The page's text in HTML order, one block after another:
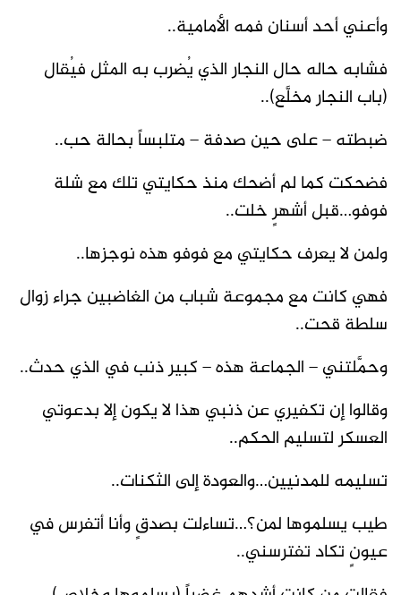
وأعني أحد أسنان فمه الأمامية..
فشابه حاله حال النجار الذي يُضرب به المثل فيُقال
(باب النجار مخلَّع)..
ضبطته – على حين صدفة – متلبساً بحالة حب..
فضحكت كما لم أضحك منذ حكايتي تلك مع شلة
فوفو…قبل أشهرٍ خلت..
ولمن لا يعرف حكايتي مع فوفو هذه نوجزها..
فهي كانت مع مجموعة شباب من الغاضبين جراء زوال
سلطة قحت..
وحمَّلتني – الجماعة هذه – كبير ذنب في الذي حدث..
وقالوا إن تكفيري عن ذنبي هذا لا يكون إلا بدعوتي
العسكر لتسليم الحكم..
تسليمه للمدنيين…والعودة إلى الثكنات..
طيب يسلموها لمن؟…تساءلت بصدقٍ وأنا أتفرس في
عيونٍ تكاد تفترسني..